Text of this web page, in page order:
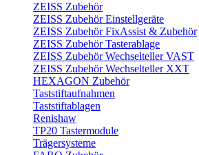
ZEISS Zubehör
ZEISS Zubehör Einstellgeräte
ZEISS Zubehör FixAssist & Zubehör
ZEISS Zubehör Tasterablage
ZEISS Zubehör Wechselteller VAST
ZEISS Zubehör Wechselteller XXT
HEXAGON Zubehör
Taststiftaufnahmen
Taststiftablagen
Renishaw
TP20 Tastermodule
Trägersysteme